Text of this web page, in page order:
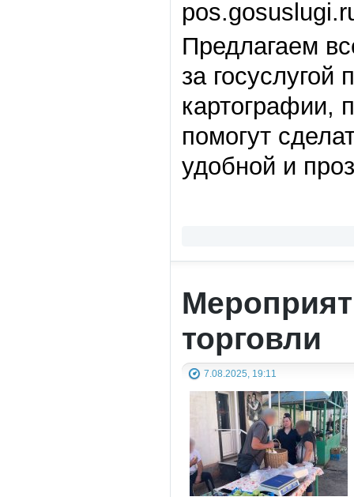
Предлагаем
за
картографии,
помогут
удобной и
торговли
7.08.2025, 19:11